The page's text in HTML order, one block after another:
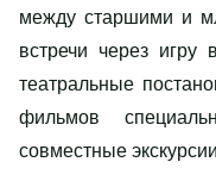
между старшими и
встречи через
театральные
фильмов
совместные